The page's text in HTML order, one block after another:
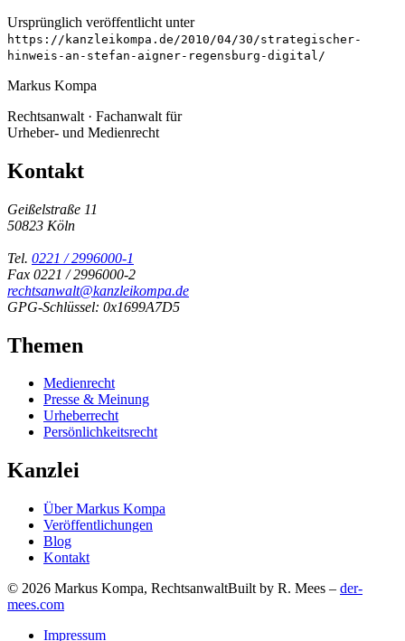
Ursprünglich veröffentlicht unter
https://kanzleikompa.de/2010/04/30/strategischer-
hinweis-an-stefan-aigner-regensburg-digital/
Markus Kompa
Rechtsanwalt · Fachanwalt für
Urheber- und Medienrecht
Kontakt
Geißelstraße 11
50823 Köln
Tel. 0221 / 2996000-1
Fax 0221 / 2996000-2
rechtsanwalt@kanzleikompa.de
GPG-Schlüssel: 0x1699A7D5
Themen
Medienrecht
Presse & Meinung
Urheberrecht
Persönlichkeitsrecht
Kanzlei
Über Markus Kompa
Veröffentlichungen
Blog
Kontakt
© 2026 Markus Kompa, RechtsanwaltBuilt by R. Mees – der-
mees.com
Impressum